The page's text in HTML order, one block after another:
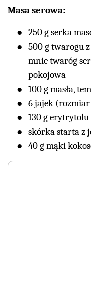
Masa serowa:
250 g serka
500 g twarogu
mnie twaróg
pokojowa
100 g masła,
6 jajek
130 g erytrytolu
skórka starta z
40 g mąki